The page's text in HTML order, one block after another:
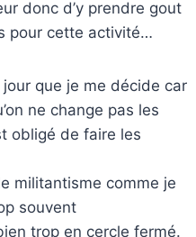
donc d’y prendre gout
pour cette activité…
que je me décide car
ne change pas les
obligé de faire les
militantisme comme je
souvent
trop en cercle fermé.